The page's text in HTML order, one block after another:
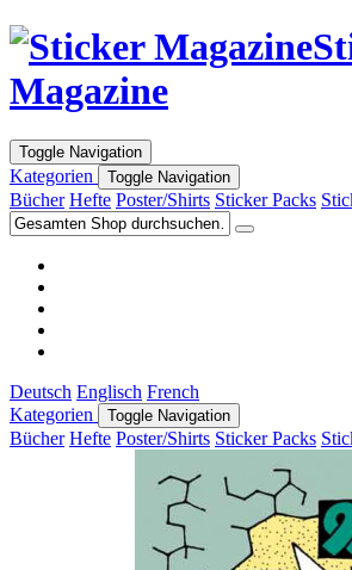
Magazine
Toggle Navigation
Kategorien Toggle Navigation
Bücher Hefte Poster/Shirts Sticker Packs
Deutsch Englisch French
Kategorien
Toggle Navigation
Bücher Hefte Poster/Shirts Sticker Packs